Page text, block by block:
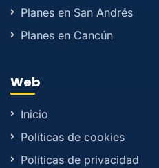
Planes en San Andrés
Planes en Cancún
Web
Inicio
Políticas de cookies
Políticas de privacidad